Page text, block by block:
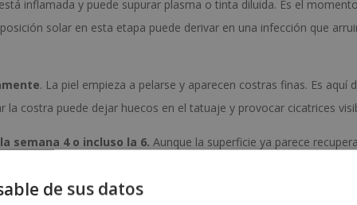
inflamada y puede supurar plasma o tinta diluida. Es el
solar en esta etapa puede derivar en una infección que
. La piel empieza a pelarse y aparecen costras finas. Es aquí
costra puede dejar huecos en el tatuaje y provocar cicatrices
semana 4 o incluso la 6. Aunque la superficie ya parece
El tatuaje puede verse opaco o ligeramente apagado
solo con el tiempo.
de sus datos